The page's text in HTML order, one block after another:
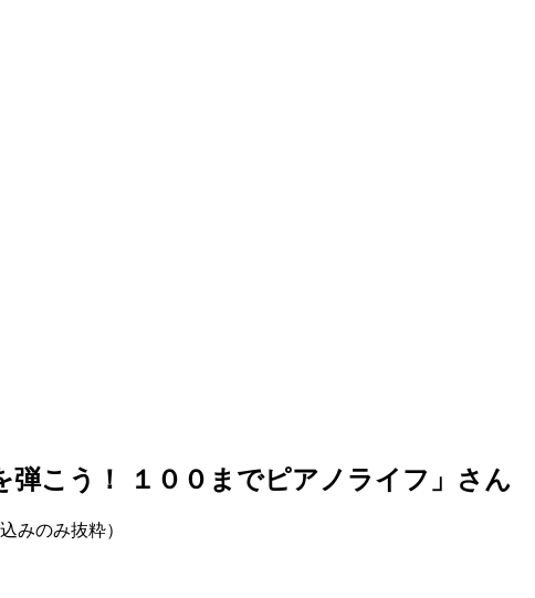
弾こう！ １００までピアノライフ」さん
みのみ抜粋）